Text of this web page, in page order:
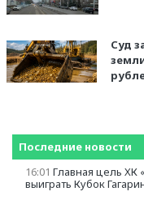
Суд
Последние новости
16:01 Главная цель
выиграть Кубок